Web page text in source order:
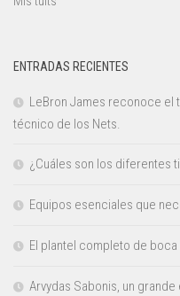
ENTRADAS RECIENTES
LeBron James reconoce el
técnico de los Nets.
¿Cuáles son los diferentes
Equipos esenciales que
El plantel completo de
Arvydas Sabonis, un